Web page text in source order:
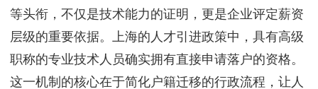
等头衔，不仅是技术能力的证明，更是企业评定薪资
层级的重要依据。上海的人才引进政策中，具有高级
职称的专业技术人员确实拥有直接申请落户的资格。
这一机制的核心在于简化户籍迁移的行政流程，让人